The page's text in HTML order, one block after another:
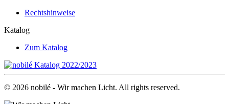
Rechtshinweise
Katalog
Zum Katalog
© 2026 nobilé - Wir machen Licht. All rights reserved.